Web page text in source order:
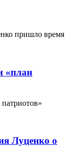
пришло время
«план
Луценко о